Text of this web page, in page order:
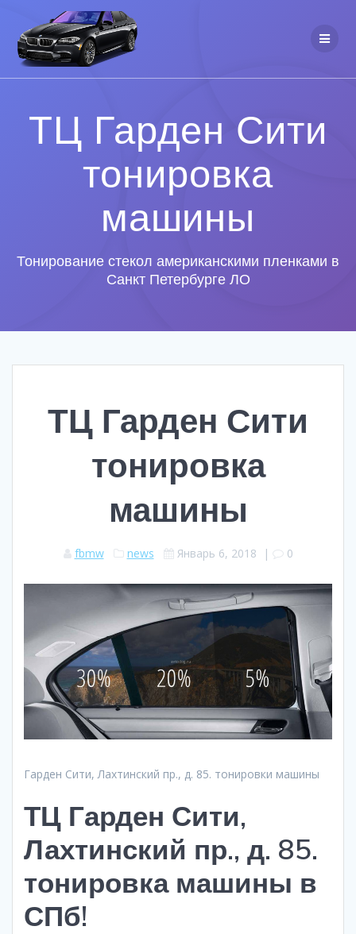
ТЦ Гарден Сити
тонировка
машины
Тонирование стекол американскими пленками в
Санкт Петербурге ЛО
ТЦ Гарден Сити
тонировка
машины
fbmw news Январь 6, 2018 | 0
Гарден Сити, Лахтинский пр., д. 85. тонировки машины
ТЦ Гарден Сити,
Лахтинский пр., д. 85.
тонировка машины в
СПб!